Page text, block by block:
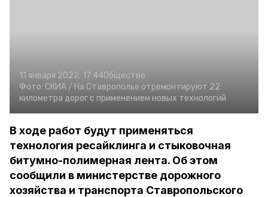
11 января 2022, 17:44Общество
Фото: СКИА / На Ставрополье отремонтируют 22
километра дорог с применением новых технологий
В ходе работ будут применяться
технология ресайклинга и стыковочная
битумно-полимерная лента. Об этом
сообщили в министерстве дорожного
хозяйства и транспорта Ставропольского